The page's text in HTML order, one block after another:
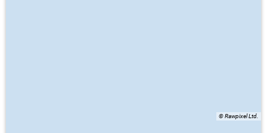
© Rawpixel Ltd.